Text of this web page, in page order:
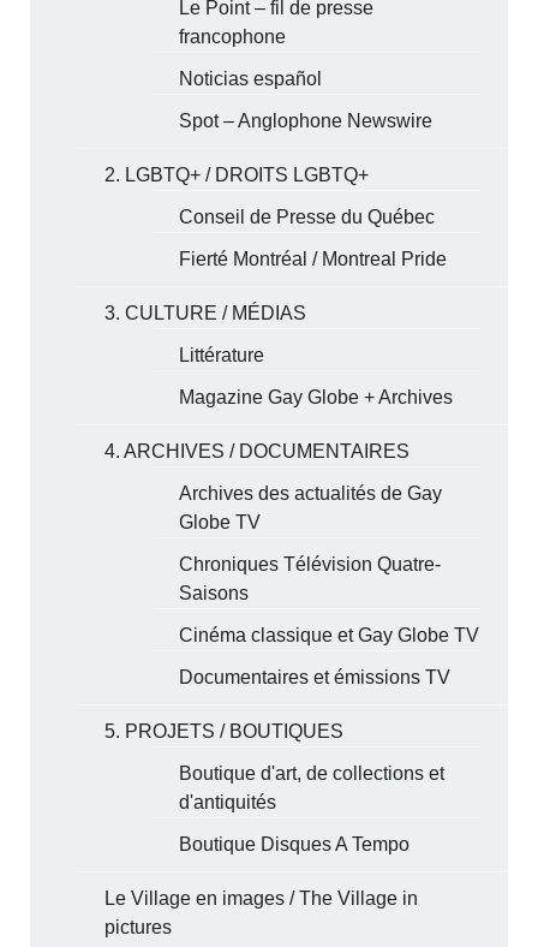
Le Point – fil de presse
francophone
Noticias español
Spot – Anglophone Newswire
2. LGBTQ+ / DROITS LGBTQ+
Conseil de Presse du Québec
Fierté Montréal / Montreal Pride
3. CULTURE / MÉDIAS
Littérature
Magazine Gay Globe + Archives
4. ARCHIVES / DOCUMENTAIRES
Archives des actualités de Gay
Globe TV
Chroniques Télévision Quatre-
Saisons
Cinéma classique et Gay Globe TV
Documentaires et émissions TV
5. PROJETS / BOUTIQUES
Boutique d'art, de collections et
d'antiquités
Boutique Disques A Tempo
Le Village en images / The Village in
pictures